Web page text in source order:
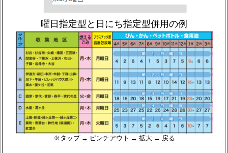
曜日指定型と日にち指定型併用の例
※タップ → ピンチアウト → 拡大 → 戻る